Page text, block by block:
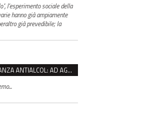
l'esperimento sociale della
hanno già ampiamente
già prevedibile; la
REGGIO, ARRIVA L’ORDINANZA ANTIALCOL: AD AGOSTO ESERCIZI DI VICINATO CHIUSI DALLE 22 ALLE 6